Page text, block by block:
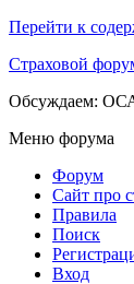
Перейти к
Страховой
Обсуждаем:
Меню форума
Форум
Сайт про
Правила
Поиск
Вход